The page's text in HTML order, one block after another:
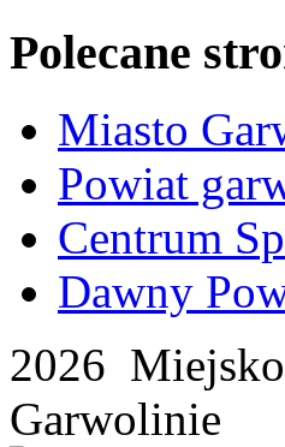
Polecane
Miasto
Powiat
Centrum
Dawny
2026
Garwolinie